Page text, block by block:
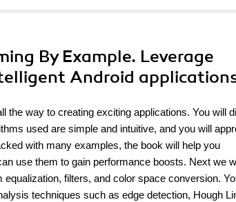
By Example. Leverage
Android
the way to creating exciting applications. You will
used are simple and intuitive, and you will
with many examples, the book will help you
use them to gain performance boosts. Next we
filters, and color space conversion.
techniques such as edge detection, Hough